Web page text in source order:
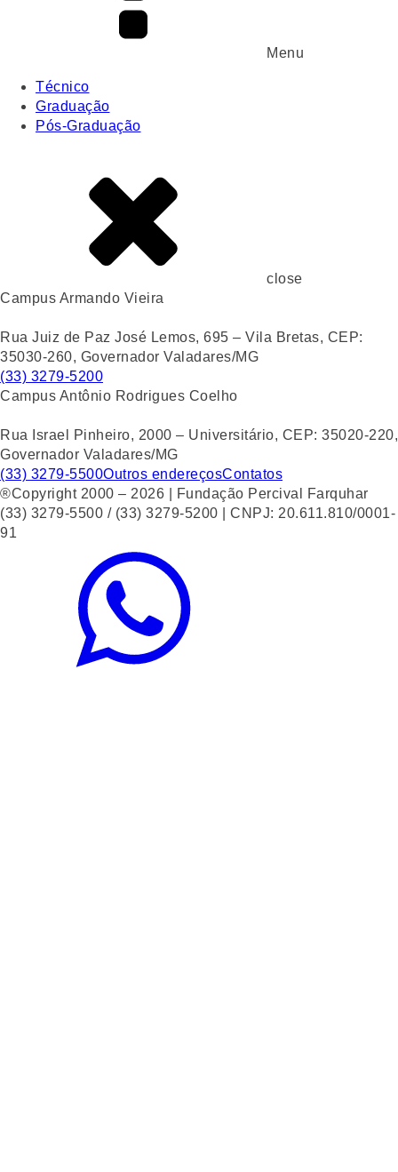
Menu
Técnico
Graduação
Pós-Graduação
close
Campus Armando Vieira
Rua Juiz de Paz José Lemos, 695 – Vila Bretas, CEP:
35030-260, Governador Valadares/MG
(33) 3279-5200
Campus Antônio Rodrigues Coelho
Rua Israel Pinheiro, 2000 – Universitário, CEP: 35020-220,
Governador Valadares/MG
(33) 3279-5500Outros endereçosContatos
®Copyright 2000 – 2026 | Fundação Percival Farquhar
(33) 3279-5500 / (33) 3279-5200 | CNPJ: 20.611.810/0001-
91